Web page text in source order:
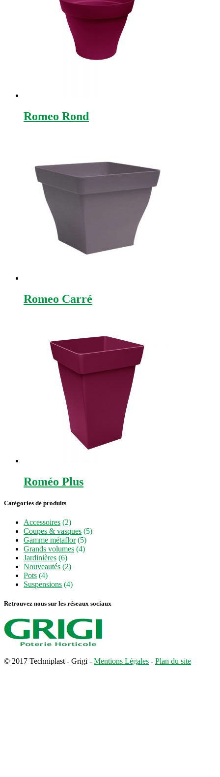
Romeo Rond
Romeo Carré
Roméo Plus
Catégories de produits
Accessoires (2)
Coupes & vasques (5)
Gamme métaflor (5)
Grands volumes (4)
Jardinières (6)
Nouveautés (2)
Pots (4)
Suspensions (4)
Retrouvez nous sur les réseaux sociaux
© 2017 Techniplast - Grigi - Mentions Légales - Plan du site